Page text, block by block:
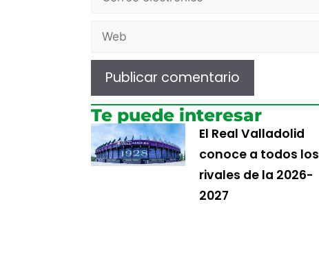
Te puede interesar
El Real Valladolid
conoce a todos los
rivales de la 2026-
2027